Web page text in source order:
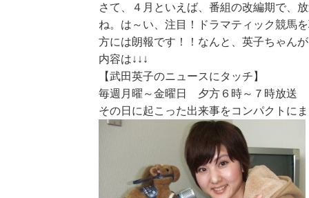
さて、４月といえば、番組の改編期で、
ね。は～い、注目！ドラマティック競馬
方には朗報です！！なんと、英子ちゃん
内容は↓↓↓
【武田英子のニュースにタッチ】
毎週月曜～金曜日 夕方６時～７時放送
その日に起こった出来事をコンパクトに